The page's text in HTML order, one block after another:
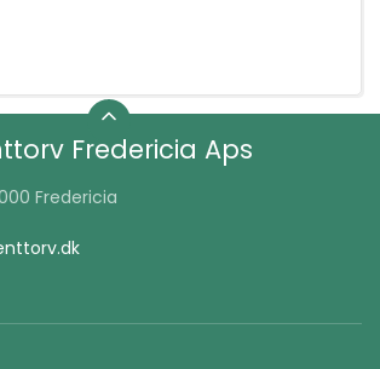
Fredericia Aps
Fredericia